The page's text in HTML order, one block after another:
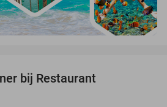
bij Restaurant